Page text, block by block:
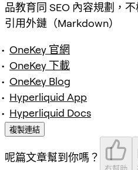
品教育同 SEO 內容規劃，
引用外鏈（Markdown）
OneKey 官網
OneKey 下載
OneKey Blog
Hyperliquid App
Hyperliquid Docs
複製連結
呢篇文章幫到你嗎？